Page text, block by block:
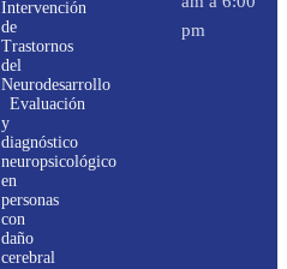
Intervención
de
Trastornos
del
Neurodesarrollo
Evaluación
y
diagnóstico
neuropsicológico
en
personas
con
daño
cerebral
pm